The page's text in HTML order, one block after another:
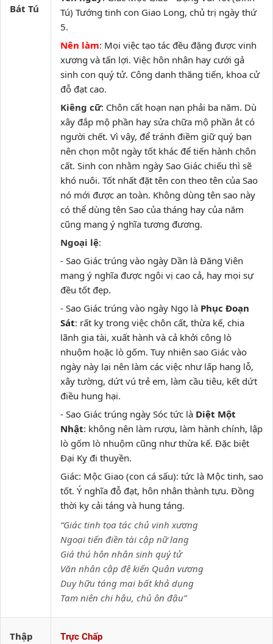
Bát Tú
Tú) Tướng tinh con Giao Long, chủ trị ngày thứ
5.
Nên làm: Mọi việc tạo tác đều đặng được vinh
xương và tấn lợi. Việc hôn nhân hay cưới gả
sinh con quý tử. Công danh thăng tiến, khoa cử
đỗ đạt cao.
Kiêng cữ: Chôn cất hoạn nạn phải ba năm. Dù
xây đắp mộ phần hay sửa chữa mộ phần ắt có
người chết. Vì vậy, để tránh điềm giữ quý bạn
nên chọn một ngày tốt khác để tiến hành chôn
cất. Sinh con nhằm ngày Sao Giác chiếu thì sẽ
khó nuôi. Tốt nhất đặt tên con theo tên của Sao
nó mới được an toàn. Không dùng tên sao này
có thể dùng tên Sao của tháng hay của năm
cũng mang ý nghĩa tương đương.
Ngoại lệ:
- Sao Giác trúng vào ngày Dần là Đăng Viên
mang ý nghĩa được ngôi vị cao cả, hay mọi sự
đều tốt đẹp.
- Sao Giác trúng vào ngày Ngọ là Phục Đoạn
Sát: rất kỵ trong việc chôn cất, thừa kế, chia
lãnh gia tài, xuất hành và cả khởi công lò
nhuộm hoặc lò gốm. Tuy nhiên sao Giác vào
ngày này lại nên làm các việc như lấp hang lỗ,
xây tường, dứt vú trẻ em, làm cầu tiêu, kết dứt
điều hung hại.
- Sao Giác trúng ngày Sóc tức là Diệt Một
Nhật: không nên làm rượu, làm hành chính, lập
lò gốm lò nhuộm cũng như thừa kế. Đặc biệt
Đại Kỵ đi thuyền.
Giác: Mộc Giao (con cá sấu): tức là Mộc tinh, sao
tốt. Ý nghĩa đỗ đạt, hôn nhân thành tựu. Đồng
thời kỵ cải táng và hung táng.
“Giác tinh tọa tác chủ vinh xương
Ngoại tiến điền tài cập nữ lang
Giá thú hôn nhân sinh quý tử
Văn nhân cập đệ kiến Quân vương
Duy hữu táng mai bất khả dụng
Tam niên chi hậu, chủ ôn đậu”
Thập
Trực Chấp